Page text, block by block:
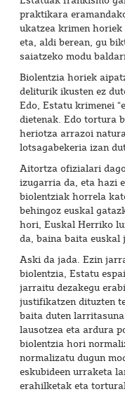
praktikara
ukatzea krimen
eta, aldi berean, gu
saiatzeko modu
Biolentzia horiek
deliturik ikusten ez
Edo, Estatu krimenei
dietenak. Edo tortura
heriotza arrazoi
lotsagabekeria izan
Aitortza ofizialari
izugarria da, eta hazi
biolentziak horrela
behingoz euskal
hori, Euskal Herriko
da, baina baita euskal
Aski da jada. Ezin
biolentzia, Estatu
jarraitu dezakegu
justifikatzen dituzten
baita duten
lausotzea eta ardura
biolentzia hori
normalizatu dugun
eskubideen urraketa
erahilketak eta